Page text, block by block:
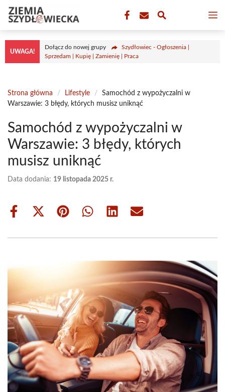
Przejdź
treści
UWAGA!
Dołącz do nowej grupy
Szydłowiec - Ogłoszenia |
Sprzedam | Kupię | Zamienię | Praca
Strona główna / Lifestyle /
Samochód z wypożyczalni w
Warszawie: 3 błędy, których musisz uniknąć
Samochód z wypożyczalni w
Warszawie: 3 błędy, których
musisz uniknąć
Data dodania: 19 listopada 2025 r.
Share
Share
(Twitter)
Share Share Share Share